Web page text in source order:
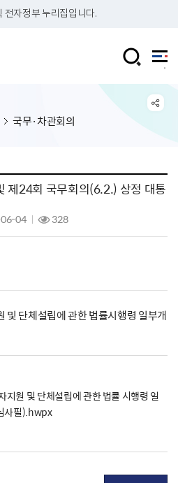
전자정부 누리집입니다.
국무·차관회의
제24회 국무회의(6.2.) 상정 대통
04 328
및 단체설립에 관한 법률시행령 일부개
지원 및 단체설립에 관한 법률 시행령 일
사필).hwpx